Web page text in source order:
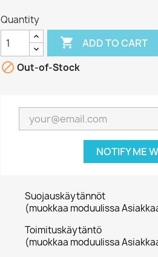
Quantity
 ADD TO CART
 Out-of-Stock
NOTIFY ME
Suojauskäytännöt
(muokkaa moduulissa
Toimituskäytäntö
(muokkaa moduulissa